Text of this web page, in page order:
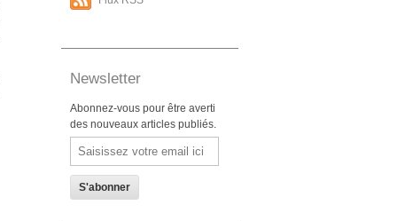
Newsletter
Abonnez-vous pour être averti
des nouveaux articles publiés.
Email